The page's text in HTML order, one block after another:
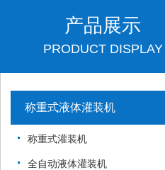
产品展示
PRODUCT DISPLAY
称重式液体灌装机
称重式灌装机
全自动液体灌装机